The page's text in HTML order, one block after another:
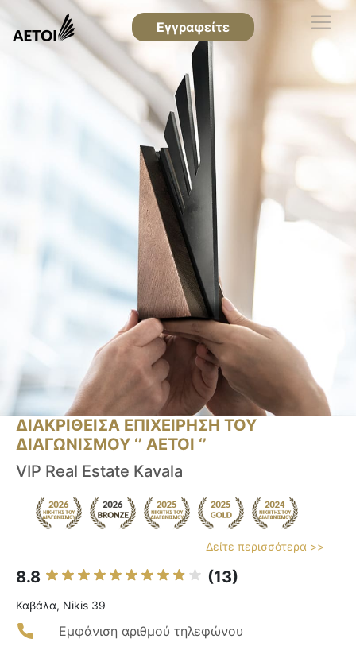
Εγγραφείτε
ΔΙΑΚΡΙΘΕΙΣΑ ΕΠΙΧΕΙΡΗΣΗ ΤΟΥ
ΔΙΑΓΩΝΙΣΜΟΥ ‘’ ΑΕΤΟΙ ‘’
VIP Real Estate Kavala
Δείτε περισσότερα >>
8.8 (13)
Καβάλα, Nikis 39
Εμφάνιση αριθμού τηλεφώνου